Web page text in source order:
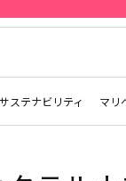
サステナビリティ マリ